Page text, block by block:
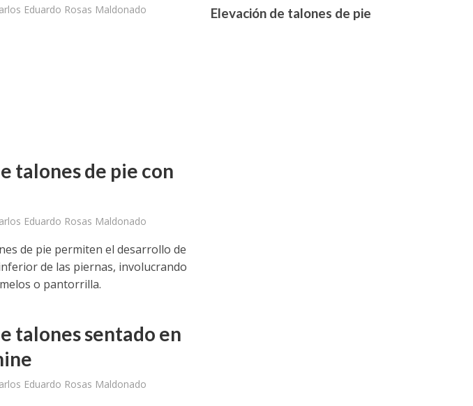
Eduardo Rosas Maldonado
talones de pie con
Eduardo Rosas Maldonado
de pie permiten el desarrollo de
de las piernas, involucrando
o pantorrilla.
talones sentado en
Eduardo Rosas Maldonado
Elevación de talones de pie